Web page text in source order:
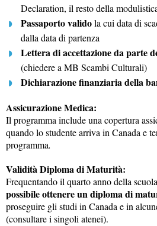
Declaration, il resto della
Passaporto validola cui data di
dalla data di partenza
Lettera di accettazione da parte
(chiedere a MB Scambi Culturali)
Dichiarazione finanziaria della
Assicurazione Medica:
Il programma include una copertura
quando lo studente arriva in Canada e
programma.
Validità Diploma di Maturità:
Frequentando il quarto anno della
possibile ottenere un diploma di
proseguire gli studi in Canada e in
(consultare i singoli atenei).